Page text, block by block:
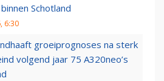
Schotland
6:30
groeiprognoses na sterk
volgend jaar 75 A320neo’s